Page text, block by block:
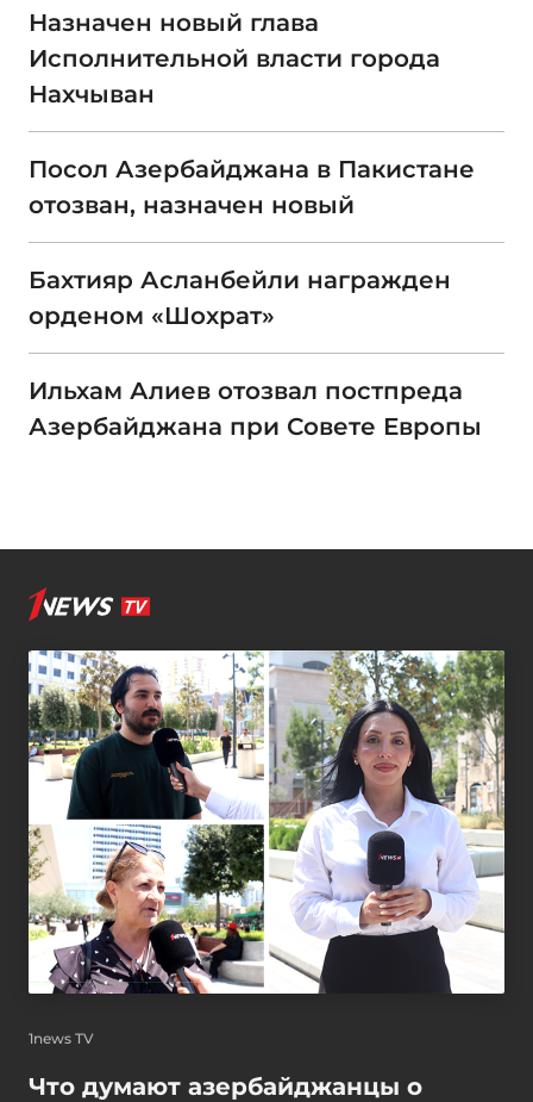
Назначен новый глава
Исполнительной власти города
Нахчыван
Посол Азербайджана в Пакистане
отозван, назначен новый
Бахтияр Асланбейли награжден
орденом «Шохрат»
Ильхам Алиев отозвал постпреда
Азербайджана при Совете Европы
1news TV
Что думают азербайджанцы о